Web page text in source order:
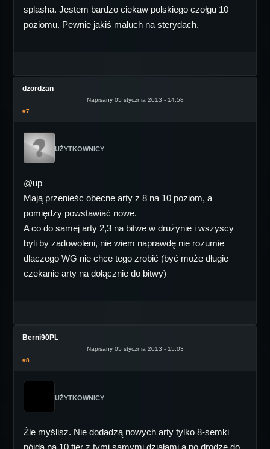
splasha. Jestem bardzo ciekaw polskiego czołgu 10
poziomu. Pewnie jakiś maluch na sterydach.
dzordzan
Napisany 05 stycznia 2013 - 14:58
#7
UŻYTKOWNICY
@up
Mają przenieśc obecne arty z 8 na 10 poziom, a
pomiędzy powstawiać nowe.
A co do samej arty 2,3 na bitwe w drużynie i wszyscy
byli by zadowoleni, nie wiem naprawdę nie rozumie
dlaczego WG nie chce tego zrobić (być może długie
czekanie arty na dołącznie do bitwy)
Berni90PL
Napisany 05 stycznia 2013 - 15:03
#8
UŻYTKOWNICY
Źle myślisz. Nie dodadzą nowych arty tylko 8-semki
pójdą na 10 tier z tymi samymi działami a po drodze do